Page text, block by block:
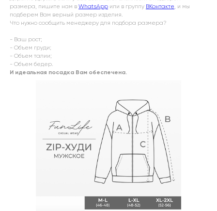
размера, пишите нам в WhatsApp или в группу ВКонтакте, и мы
подберем Вам верный размер изделия.
Что нужно сообщить менеджеру для подбора размера?
- Ваш рост;
- Объем груди;
- Объем талии;
- Объем бедер.
И идеальная посадка Вам обеспечена.